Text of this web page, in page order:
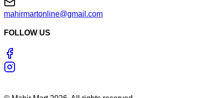
mahirmartonline@gmail.com
FOLLOW US